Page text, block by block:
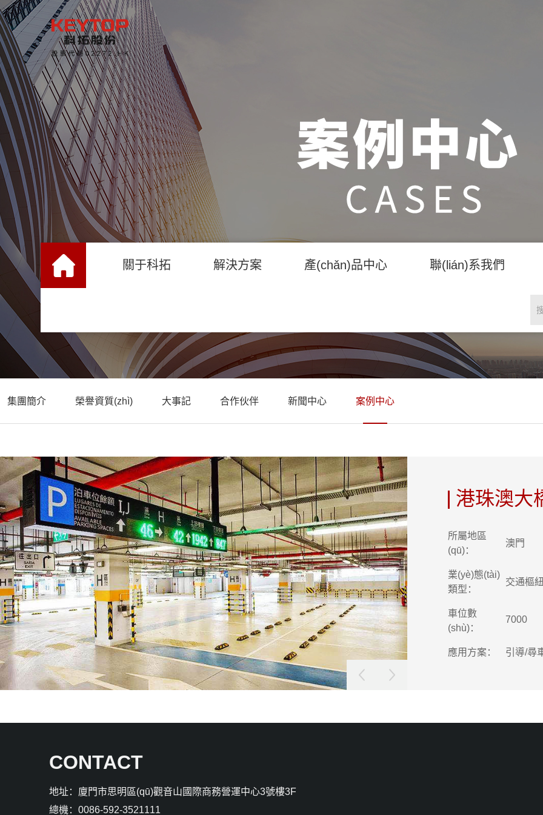
關于科拓 解決方案 產(chǎn)品中心 聯(lián)系我們
集團簡介 榮譽資質(zhì) 大事記 合作伙伴 新聞中心 案例中心
港珠澳大
所屬地區
(qū)：
澳門
業(yè)態(tài)
類型：
交通樞
車位數
(shù)：
7000
應用方案： 引導/尋
CONTACT
地址：廈門市思明區(qū)觀音山國際商務營運中心3號樓3F
總機：0086-592-3521111